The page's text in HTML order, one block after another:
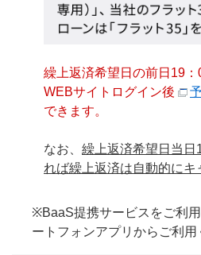
繰上返済希望日の前日19：
WEBサイトログイン後
できます。
なお、 繰上返済希望日当日
れば繰上返済は自動的にキ
※BaaS提携サービスをご利
ートフォンアプリからご利用